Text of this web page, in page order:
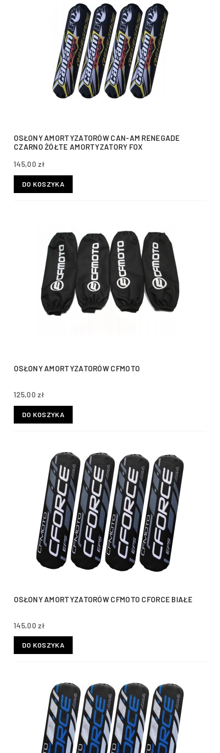
OSŁONY AMORTYZATORÓW CAN-AM RENEGADE
CZARNO ŻÓŁTE AMORTYZATORY FOX
145,00 zł
DO KOSZYKA
OSŁONY AMORTYZATORÓW CFMOTO
125,00 zł
DO KOSZYKA
OSŁONY AMORTYZATORÓW CFMOTO CFORCE BIAŁE
145,00 zł
DO KOSZYKA